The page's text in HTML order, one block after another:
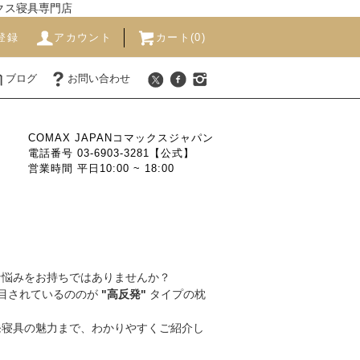
ス寝具専門店
録 アカウント カート(0)
ブログ お問い合わせ
COMAX JAPANコマックスジャパン
電話番号 03-6903-3281【公式】
営業時間 平日10:00 ~ 18:00
みをお持ちではありませんか？
されているののが "高反発" タイプの枕
具の魅力まで、わかりやすくご紹介し